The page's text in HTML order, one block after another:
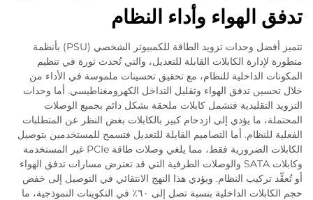
تدفق الهواء وأداء النظام
تتميز أفضل وحدات تزويد الطاقة للكمبيوتر الشخصي (PSU) بأنظمة
متطورة لإدارة الكابلات القابلة للتعديل، والتي تُحدث ثورة في تنظيم
المكونات الداخلية للنظام، مع تحقيق تحسينات ملموسة في الأداء من
خلال تحسين تدفق الهواء وتقليل التداخل الكهرومغناطيسي. أما وحدات
التزويد التقليدية فتشمل كابلات ملحقة بشكل دائم بجميع الوصلات
المحتملة، ما يؤدي إلى ازدحام كبير بالكابلات بغض النظر عن المتطلبات
الفعلية للنظام. أما التصاميم القابلة للتعديل فتسمح للمستخدمين بتوصيل
الكابلات الضرورية فقط، مما يلغي وصلات طاقة PCIe غير المستخدمة
وكابلات SATA والوصلات الطرفية التي قد تعترض مسارات تدفق الهواء
أو تُعقِّد تركيب النظام. ويؤدي هذا النهج الانتقائي في التوصيل إلى خفض
حجم الكابلات الداخلية بنسبة تصل إلى ٦٠٪ في التكوينات النموذجية، ما